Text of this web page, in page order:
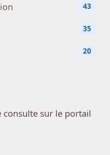
43
35
20
consulte sur le portail